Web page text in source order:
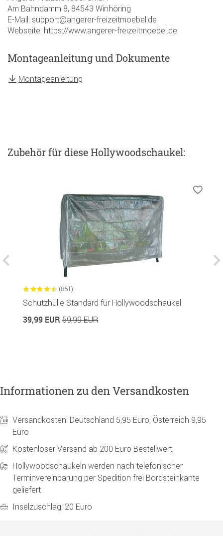
Am Bahndamm 8, 84543 Winhöring
E-Mail: support@angerer-freizeitmoebel.de
Webseite: https://www.angerer-freizeitmoebel.de
Montageanleitung und Dokumente
Montageanleitung
Zubehörfür diese Hollywoodschaukel:
(851)
Schutzhülle Standard für Hollywoodschaukel
39,99 EUR 59,99 EUR
Informationen zu den Versandkosten
Versandkosten: Deutschland 5,95 Euro, Österreich 9,95
Euro
Kostenloser Versand ab 200 Euro Bestellwert
Hollywoodschaukeln werden nach telefonischer
Terminvereinbarung per Spedition frei Bordsteinkante
geliefert
Inselzuschlag: 20 Euro